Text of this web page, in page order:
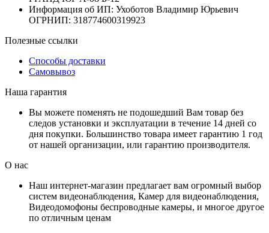
Информация об ИП: Ухоботов Владимир Юрьевич
ОГРНИП: 318774600319923
Полезные ссылки
Способы доставки
Самовывоз
Наша гарантия
Вы можете поменять не подошедший Вам товар без
следов установки и эксплуатации в течение 14 дней со
дня покупки. Большинство товара имеет гарантию 1 год
от нашей организации, или гарантию производителя.
О нас
Наш интернет-магазин предлагает вам огромный выбор
систем видеонаблюдения, Камер для видеонаблюдения,
Видеодомофоны беспроводные камеры, и многое другое
по отличным ценам